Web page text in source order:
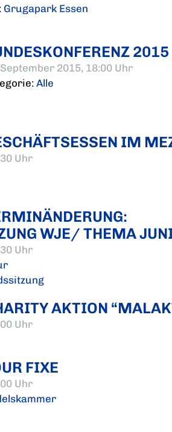
Grugapark Essen
2015, 18:00 Uhr
Alle
IM
Uhr
WJE/ THEMA
Uhr
AKTION
Uhr
FIXE
Uhr